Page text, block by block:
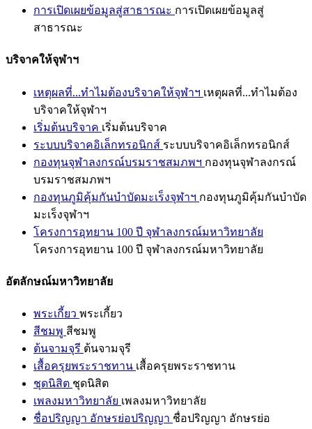
การเปิดเผยข้อมูลสู่สาธารณะ การเปิดเผยข้อมูลสู่
สาธารณะ
บริจาคให้จุฬาฯ
เหตุผลที่...ทำไมต้องบริจาคให้จุฬาฯ เหตุผลที่...ทำไมต้อง
บริจาคให้จุฬาฯ
เริ่มต้นบริจาค เริ่มต้นบริจาค
ระบบบริจาคอิเล็กทรอนิกส์ ระบบบริจาคอิเล็กทรอนิกส์
กองทุนจุฬาลงกรณ์บรมราชสมภพฯ กองทุนจุฬาลงกรณ์
บรมราชสมภพฯ
กองทุนภูมิคุ้มกันบำบัดมะเร็งจุฬาฯ กองทุนภูมิคุ้มกันบำบัด
มะเร็งจุฬาฯ
โครงการอุทยาน 100 ปี จุฬาลงกรณ์มหาวิทยาลัย
โครงการอุทยาน 100 ปี จุฬาลงกรณ์มหาวิทยาลัย
อัตลักษณ์มหาวิทยาลัย
พระเกี้ยว พระเกี้ยว
สีชมพู สีชมพู
ต้นจามจุรี ต้นจามจุรี
เสื้อครุยพระราชทาน เสื้อครุยพระราชทาน
ชุดนิสิต ชุดนิสิต
เพลงมหาวิทยาลัย เพลงมหาวิทยาลัย
ชื่อปริญญา อักษรย่อปริญญา ชื่อปริญญา อักษรย่อ